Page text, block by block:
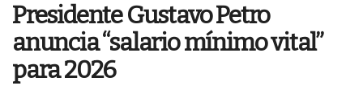
Presidente Gustavo Petro
anuncia “salario mínimo vital”
para 2026